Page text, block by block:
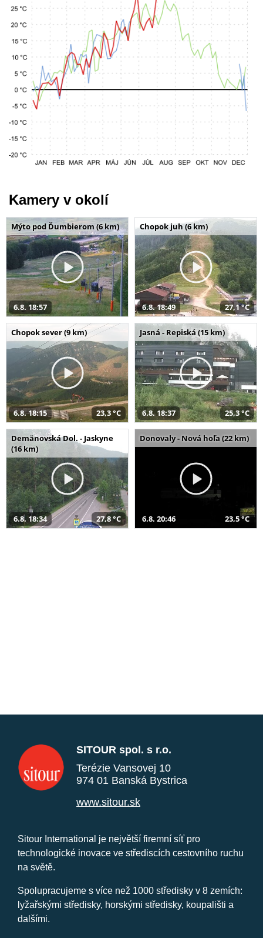
Kamery v okolí
Mýto pod Ďumbierom (6 km)
6.8. 18:57
Chopok juh (6 km)
6.8. 18:49 27,1 °C
Chopok sever (9 km)
6.8. 18:15 23,3 °C
Jasná - Repiská (15 km)
6.8. 18:37 25,3 °C
Demänovská Dol. - Jaskyne
(16 km)
6.8. 18:34 27,8 °C
Donovaly - Nová hoľa (22 km)
6.8. 20:46 23,5 °C
SITOUR spol. s r.o.
Terézie Vansovej 10
974 01 Banská Bystrica
www.sitour.sk
Sitour International je největší firemní síť pro
technologické inovace ve střediscích cestovního ruchu
na světě.
Spolupracujeme s více než 1000 středisky v 8 zemích:
lyžařskými středisky, horskými středisky, koupališti a
dalšími.